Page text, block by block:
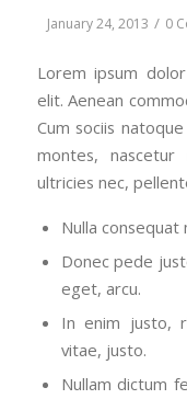
January 24, 2013 / 0
Lorem ipsum
elit. Aenean
Cum sociis
montes, nascetur
ultricies nec,
Nulla consequat
Donec pede
eget, arcu.
In enim justo,
vitae, justo.
Nullam dictum